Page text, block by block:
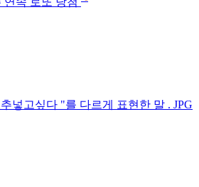
넣고싶다 "를 다르게 표현한 말 . JPG